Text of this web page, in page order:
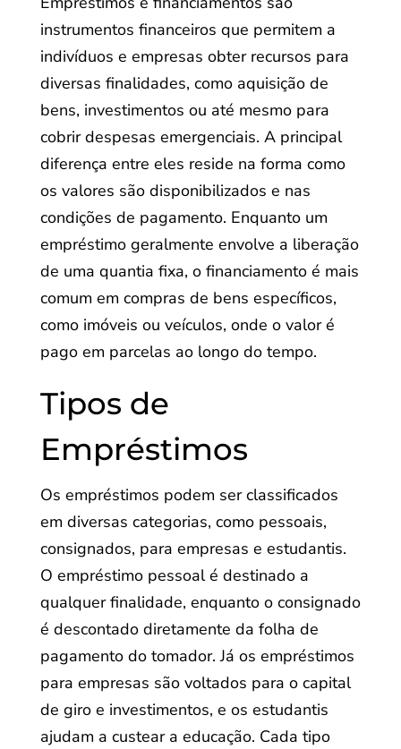
instrumentos financeiros que permitem a
indivíduos e empresas obter recursos para
diversas finalidades, como aquisição de
bens, investimentos ou até mesmo para
cobrir despesas emergenciais. A principal
diferença entre eles reside na forma como
os valores são disponibilizados e nas
condições de pagamento. Enquanto um
empréstimo geralmente envolve a liberação
de uma quantia fixa, o financiamento é mais
comum em compras de bens específicos,
como imóveis ou veículos, onde o valor é
pago em parcelas ao longo do tempo.
Tipos de
Empréstimos
Os empréstimos podem ser classificados
em diversas categorias, como pessoais,
consignados, para empresas e estudantis.
O empréstimo pessoal é destinado a
qualquer finalidade, enquanto o consignado
é descontado diretamente da folha de
pagamento do tomador. Já os empréstimos
para empresas são voltados para o capital
de giro e investimentos, e os estudantis
ajudam a custear a educação. Cada tipo